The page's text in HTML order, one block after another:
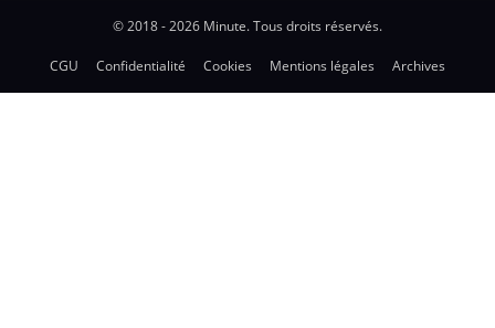
© 2018 - 2026 Minute. Tous droits réservés.
CGU Confidentialité Cookies Mentions légales Archives